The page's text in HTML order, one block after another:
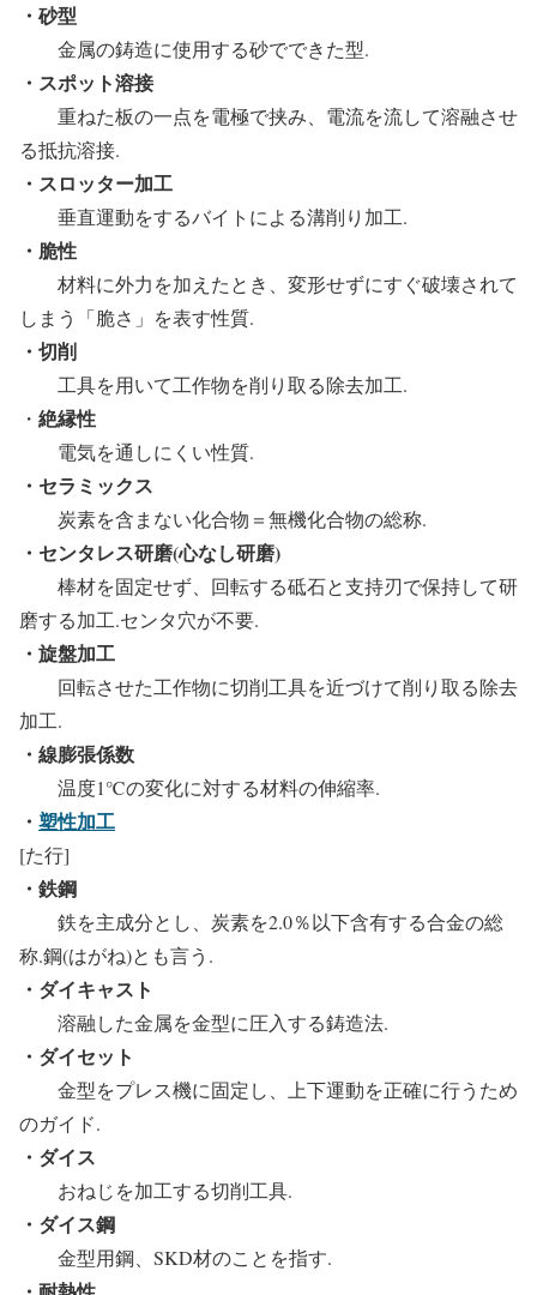
・砂型
金属の鋳造に使用する砂でできた型.
・スポット溶接
重ねた板の一点を電極で挟み、電流を流して溶融させ
る抵抗溶接.
・スロッター加工
垂直運動をするバイトによる溝削り加工.
・脆性
材料に外力を加えたとき、変形せずにすぐ破壊されて
しまう「脆さ」を表す性質.
・切削
工具を用いて工作物を削り取る除去加工.
・ 絶縁性
電気を通しにくい性質.
・セラミックス
炭素を含まない化合物＝無機化合物の総称.
・センタレス研磨(心なし研磨)
棒材を固定せず、回転する砥石と支持刃で保持して研
磨する加工.センタ穴が不要.
・旋盤加工
回転させた工作物に切削工具を近づけて削り取る除去
加工.
・線膨張係数
温度1℃の変化に対する材料の伸縮率.
・ 塑性加工
[た行]
・鉄鋼
鉄を主成分とし、炭素を2.0％以下含有する合金の総
称.鋼(はがね)とも言う.
・ダイキャスト
溶融した金属を金型に圧入する鋳造法.
・ダイセット
金型をプレス機に固定し、上下運動を正確に行うため
のガイド.
・ダイス
おねじを加工する切削工具.
・ダイス鋼
金型用鋼、SKD材のことを指す.